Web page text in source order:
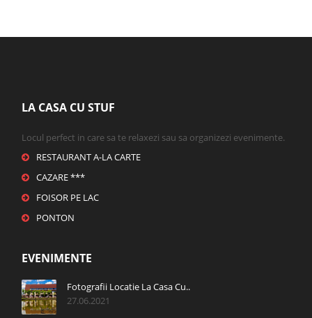
LA CASA CU STUF
Locul perfect in care sa te relaxezi sau sa organizezi evenimente.
RESTAURANT A-LA CARTE
CAZARE ***
FOISOR PE LAC
PONTON
EVENIMENTE
Fotografii Locatie La Casa Cu..
27.06.2021